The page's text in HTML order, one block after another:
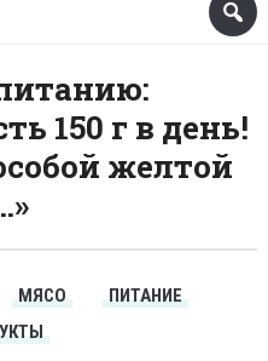
150 г в день!
желтой
МЯСО
ПИТАНИЕ